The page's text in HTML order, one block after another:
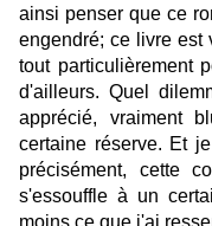
ainsi penser que ce
engendré; ce livre est
tout particulièrement
d'ailleurs. Quel
apprécié, vraiment
certaine réserve. Et
précisément, cette
s'essouffle à un